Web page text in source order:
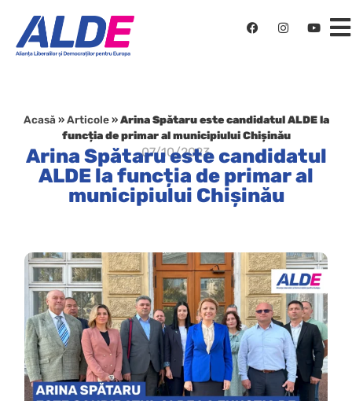
Acasă »Articole»Arina Spătaru este candidatul ALDE la
funcția de primar al municipiului Chișinău
07/10/2023
Arina Spătaru este candidatul
ALDE la funcția de primar al
municipiului Chișinău